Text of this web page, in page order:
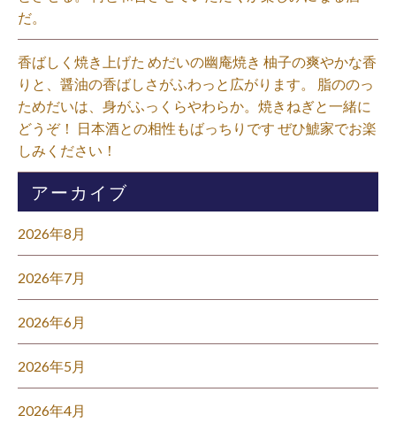
だ。⁡
香ばしく焼き上げた めだいの幽庵焼き 柚子の爽やかな香
りと、醤油の香ばしさがふわっと広がります。 脂ののっ
ためだいは、身がふっくらやわらか。焼きねぎと一緒に
どうぞ！ 日本酒との相性もばっちりです ぜひ鯱家でお楽
しみください！⁡
アーカイブ
2026年8月
2026年7月
2026年6月
2026年5月
2026年4月